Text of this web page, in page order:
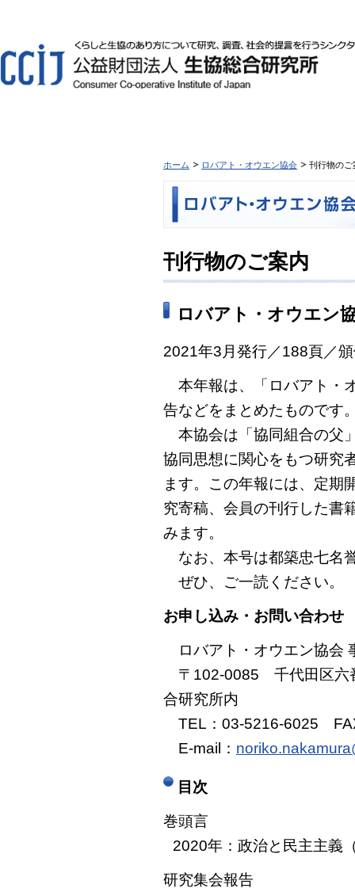
ホーム ロバアト・オウエン協会 刊行物のご
刊行物のご案内
ロバアト・オウエン
2021年3月発行／188頁／
本年報は、「ロバアト・
告などをまとめたものです
本協会は「協同組合の父
協同思想に関心をもつ研究
ます。この年報には、定期
究寄稿、会員の刊行した書
みます。
なお、本号は都築忠七名
ぜひ、ご一読ください。
お申し込み・お問い合わせ
ロバアト・オウエン協会
〒102-0085 千代田区六
合研究所内
TEL：03-5216-6025
E-mail：
目次
巻頭言
2020年：政治と民主主
研究集会報告